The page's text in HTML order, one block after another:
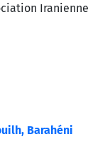
Barahéni